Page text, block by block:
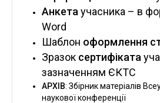
Анкета учасника – в
Word
Шаблон оформлення
Зразок сертифіката
зазначенням ЄКТС
АРХІВ: Збірник матеріалів
наукової конференції